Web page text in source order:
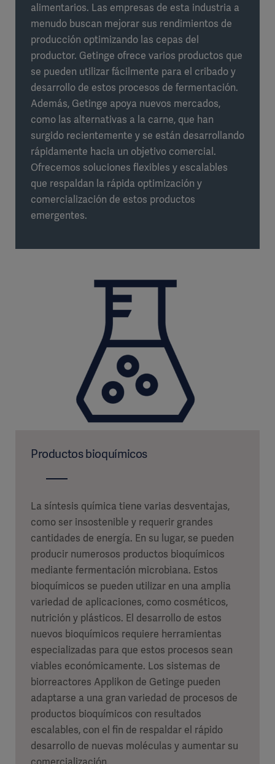
alimentarios. Las empresas de esta industria a
menudo buscan mejorar sus rendimientos de
producción optimizando las cepas del
productor. Getinge ofrece varios productos que
se pueden utilizar fácilmente para el cribado y
desarrollo de estos procesos de fermentación.
Además, Getinge apoya nuevos mercados,
como las alternativas a la carne, que han
surgido recientemente y se están desarrollando
rápidamente hacia un objetivo comercial.
Ofrecemos soluciones flexibles y escalables
que respaldan la rápida optimización y
comercialización de estos productos
emergentes.
Productos bioquímicos
La síntesis química tiene varias desventajas,
como ser insostenible y requerir grandes
cantidades de energía. En su lugar, se pueden
producir numerosos productos bioquímicos
mediante fermentación microbiana. Estos
bioquímicos se pueden utilizar en una amplia
variedad de aplicaciones, como cosméticos,
nutrición y plásticos. El desarrollo de estos
nuevos bioquímicos requiere herramientas
especializadas para que estos procesos sean
viables económicamente. Los sistemas de
biorreactores Applikon de Getinge pueden
adaptarse a una gran variedad de procesos de
productos bioquímicos con resultados
escalables, con el fin de respaldar el rápido
desarrollo de nuevas moléculas y aumentar su